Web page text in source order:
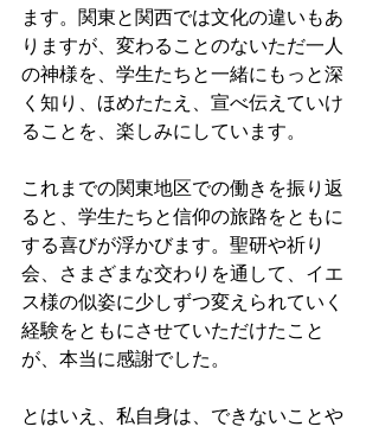
ます。関東と関西では文化の違いもあ
りますが、変わることのないただ一人
の神様を、学生たちと一緒にもっと深
く知り、ほめたたえ、宣べ伝えていけ
ることを、楽しみにしています。
これまでの関東地区での働きを振り返
ると、学生たちと信仰の旅路をともに
する喜びが浮かびます。聖研や祈り
会、さまざまな交わりを通して、イエ
ス様の似姿に少しずつ変えられていく
経験をともにさせていただけたこと
が、本当に感謝でした。
とはいえ、私自身は、できないことや